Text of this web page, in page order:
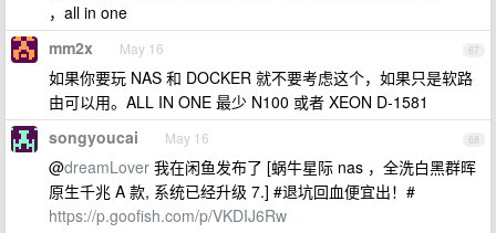
，all in one
67
mm2x May 16
如果你要玩 NAS 和 DOCKER 就不要考虑这个，如果只是软路
由可以用。ALL IN ONE 最少 N100 或者 XEON D-1581
68
songyoucai May 16
@dreamLover 我在闲鱼发布了 [蜗牛星际 nas ，全洗白黑群晖
原生千兆 A 款, 系统已经升级 7.] #退坑回血便宜出！#
https://p.goofish.com/p/VKDIJ6Rw